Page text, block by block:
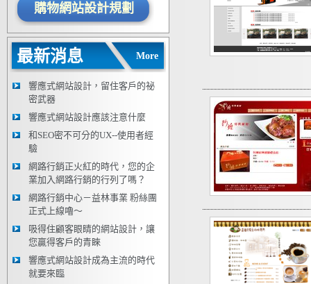
購物網站設計規劃
最新消息 More
響應式網站設計，留住客戶的祕
密武器
響應式網站設計應該注意什麼
和SEO密不可分的UX--使用者經
驗
網路行銷正火紅的時代，您的企
業加入網路行銷的行列了嗎？
網路行銷中心－益林事業 粉絲團
正式上線嚕～
吸得住顧客眼睛的網站設計，讓
您贏得客戶的青睞
響應式網站設計成為主流的時代
就要來臨